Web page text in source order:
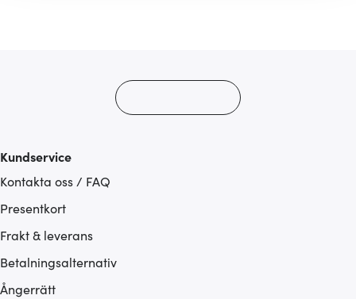
Kundservice
Kontakta oss / FAQ
Presentkort
Frakt & leverans
Betalningsalternativ
Ångerrätt